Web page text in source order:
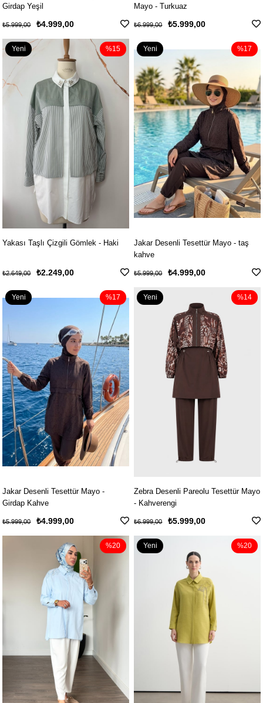
Girdap Yeşil
₺4.999,00
₺5.999,00
Mayo - Turkuaz
₺5.999,00
₺6.999,00
Yakası Taşlı Çizgili Gömlek - Haki
₺2.249,00
₺2.649,00
%15
Yeni
Ürün
Jakar Desenli Tesettür Mayo - taş
kahve
₺4.999,00
₺5.999,00
%17
Yeni
Ürün
Jakar Desenli Tesettür Mayo -
Girdap Kahve
₺4.999,00
₺5.999,00
%17
Yeni
Zebra Desenli Pareolu Tesettür Mayo
- Kahverengi
₺5.999,00
₺6.999,00
%14
Yeni
%20 %20
Yeni